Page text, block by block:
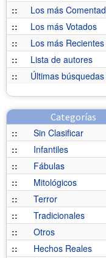
::
Los más
::
Los más Votados
::
Los más Recientes
::
Lista de autores
::
Últimas búsquedas
Categorías
::
Sin Clasificar
::
Infantiles
::
Fábulas
::
Mitológicos
::
Terror
::
Tradicionales
::
Otros
::
Hechos Reales